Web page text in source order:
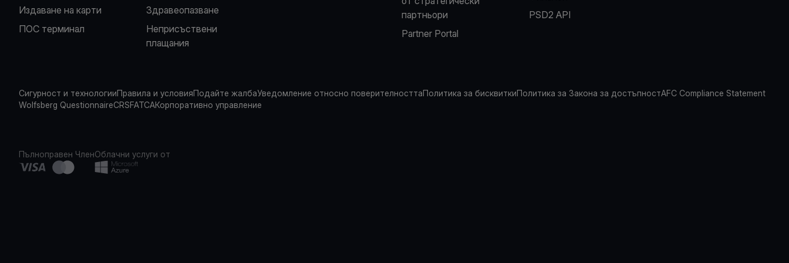
Издаване на карти
ПОС терминал
Здравеопазване
Неприсъствени
плащания
партньори
Partner Portal
PSD2 API
Сигурност и технологииПравила и условияПодайте жалбаУведомление относно поверителносттаПолитика за бисквиткиПолитика за Закона за достъпностAFC Compliance Statement
Wolfsberg QuestionnaireCRSFATCAКорпоративно управление
Пълноправен ЧленОблачни услуги от